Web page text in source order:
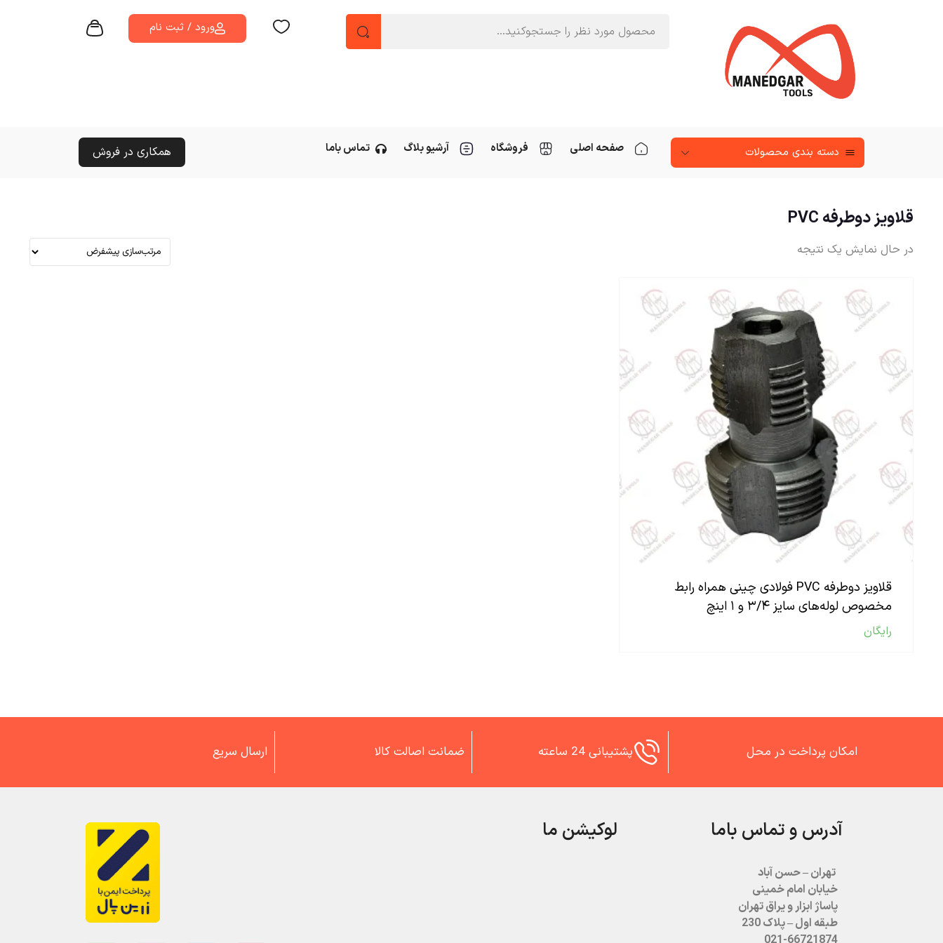
ورود / ثبت نام
دسته‌ بندی محصولات صفحه اصلی فروشگاه آرشیو بلاگ تماس باما همکاری در فروش
قلاویز دوطرفه PVC
در حال نمایش یک نتیجه
قلاویز دوطرفه PVC فولادی چینی همراه رابط
مخصوص لوله‌های سایز ۳/۴ و ۱ اینچ
رایگان
امکان پرداخت در محل پشتیبانی 24 ساعته ضمانت اصالت کالا ارسال سریع
آدرس و تماس باما
تهران – حسن آباد
خیابان امام خمینی
پاساژ ابزار و یراق تهران
طبقه اول – پلاک 230
لوکیشن ما